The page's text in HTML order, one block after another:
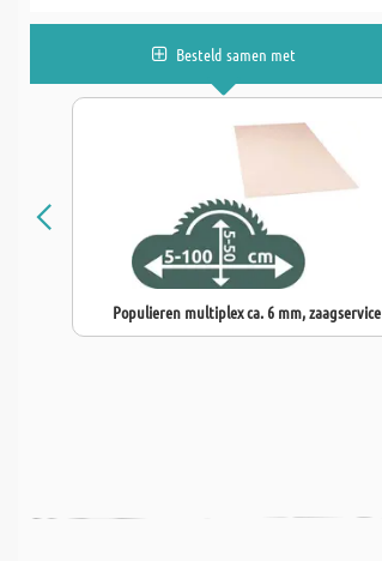
Besteld samen met
Populieren multiplex ca. 6 mm, zaagservice